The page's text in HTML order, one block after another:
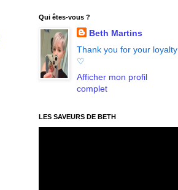
Qui êtes-vous ?
Beth Martins
Thank you for your loyalty
♡
Afficher mon profil
complet
LES SAVEURS DE BETH